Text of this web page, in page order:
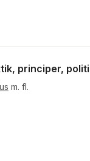
principer,
m. fl.